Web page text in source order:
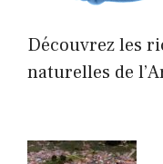
Découvrez les
naturelles de